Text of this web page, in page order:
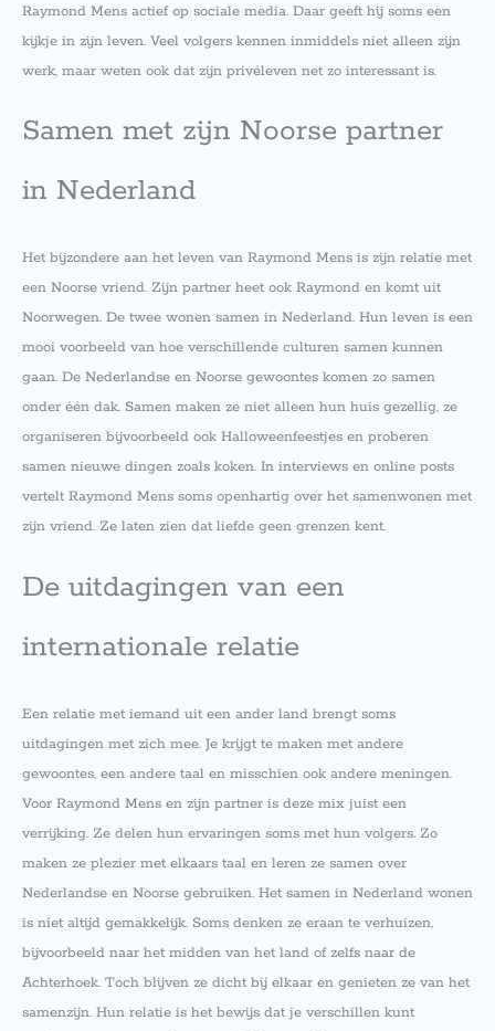
Raymond Mens actief op sociale media. Daar geeft hij soms een
kijkje in zijn leven. Veel volgers kennen inmiddels niet alleen zijn
werk, maar weten ook dat zijn privéleven net zo interessant is.
Samen met zijn Noorse partner
in Nederland
Het bijzondere aan het leven van Raymond Mens is zijn relatie met
een Noorse vriend. Zijn partner heet ook Raymond en komt uit
Noorwegen. De twee wonen samen in Nederland. Hun leven is een
mooi voorbeeld van hoe verschillende culturen samen kunnen
gaan. De Nederlandse en Noorse gewoontes komen zo samen
onder één dak. Samen maken ze niet alleen hun huis gezellig, ze
organiseren bijvoorbeeld ook Halloweenfeestjes en proberen
samen nieuwe dingen zoals koken. In interviews en online posts
vertelt Raymond Mens soms openhartig over het samenwonen met
zijn vriend. Ze laten zien dat liefde geen grenzen kent.
De uitdagingen van een
internationale relatie
Een relatie met iemand uit een ander land brengt soms
uitdagingen met zich mee. Je krijgt te maken met andere
gewoontes, een andere taal en misschien ook andere meningen.
Voor Raymond Mens en zijn partner is deze mix juist een
verrijking. Ze delen hun ervaringen soms met hun volgers. Zo
maken ze plezier met elkaars taal en leren ze samen over
Nederlandse en Noorse gebruiken. Het samen in Nederland wonen
is niet altijd gemakkelijk. Soms denken ze eraan te verhuizen,
bijvoorbeeld naar het midden van het land of zelfs naar de
Achterhoek. Toch blijven ze dicht bij elkaar en genieten ze van het
samenzijn. Hun relatie is het bewijs dat je verschillen kunt